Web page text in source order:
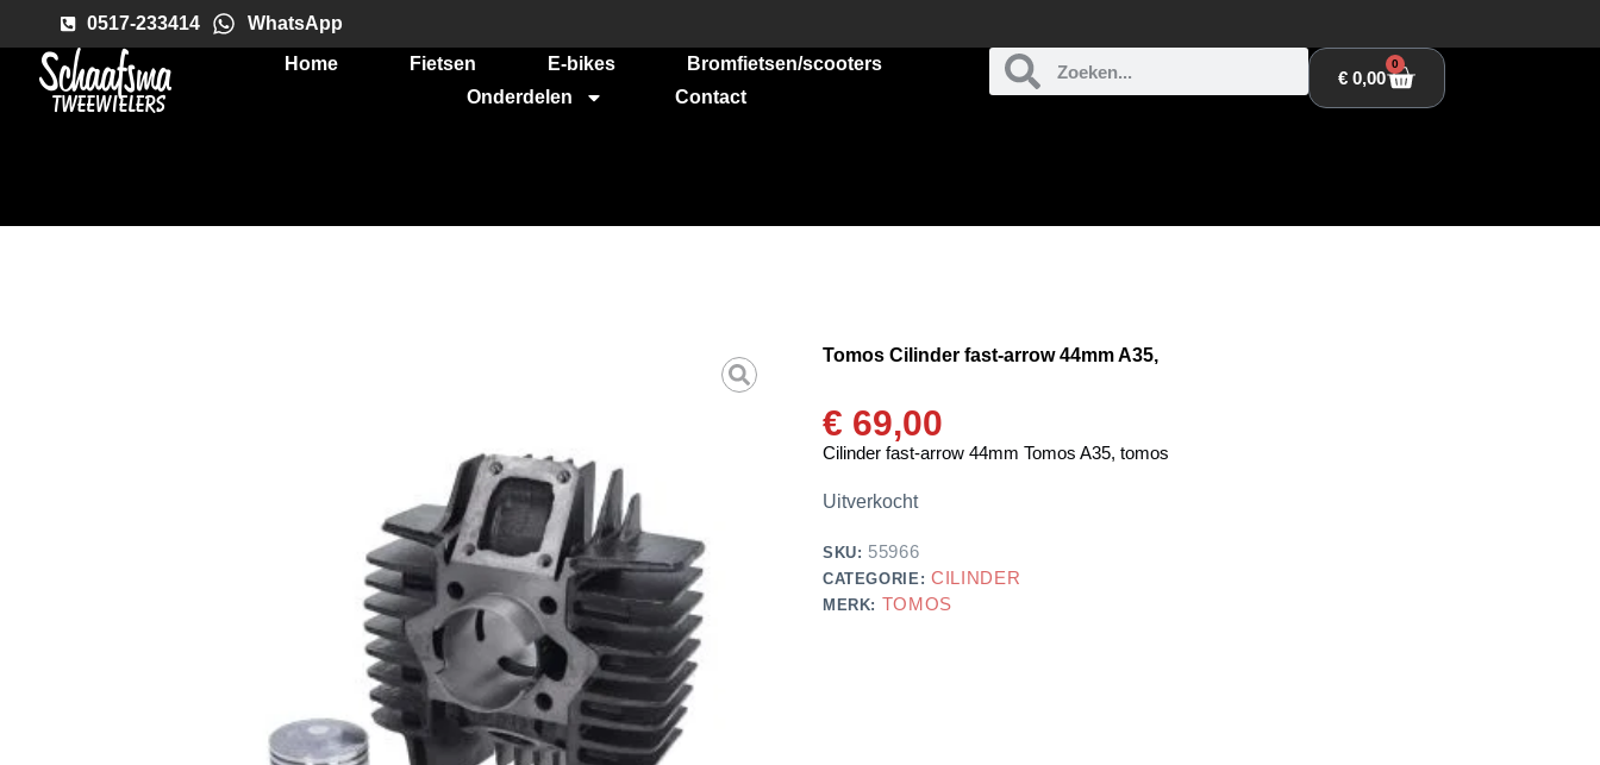
0517-233414
WhatsApp
Home
Fietsen E-bikes
Bromfietsen/scooters
Onderdelen
Contact
€0,00
0
Tomos Cilinder fast-arrow 44mm A35,
€ 69,00
Cilinder fast-arrow 44mm Tomos A35, tomos
Uitverkocht
SKU: 55966
CATEGORIE:CILINDER
MERK: TOMOS